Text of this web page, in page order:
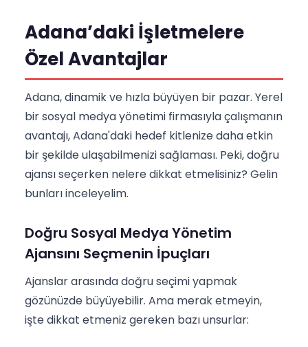
Adana’daki İşletmelere
Özel Avantajlar
Adana, dinamik ve hızla büyüyen bir pazar. Yerel
bir sosyal medya yönetimi firmasıyla çalışmanın
avantajı, Adana'daki hedef kitlenize daha etkin
bir şekilde ulaşabilmenizi sağlaması. Peki, doğru
ajansı seçerken nelere dikkat etmelisiniz? Gelin
bunları inceleyelim.
Doğru Sosyal Medya Yönetim
Ajansını Seçmenin İpuçları
Ajanslar arasında doğru seçimi yapmak
gözünüzde büyüyebilir. Ama merak etmeyin,
işte dikkat etmeniz gereken bazı unsurlar: